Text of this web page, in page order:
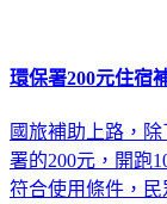
環保署200元住宿
國旅補助上路，
署的200元，開跑
符合使用條件，